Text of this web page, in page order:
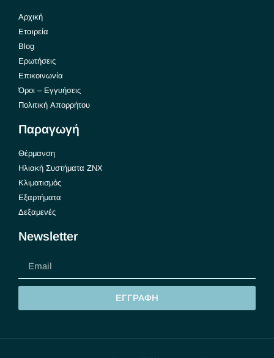
Αρχική
Εταιρεία
Blog
Ερωτήσεις
Επικοινωνία
Όροι – Εγγυήσεις
Πολιτική Απορρήτου
Παραγωγή
Θέρμανση
Ηλιακή Συστήματα ΖΝΧ
Κλιματισμός
Εξαρτήματα
Δεξαμενές
Newsletter
ΕΓΓΡΑΦΗ